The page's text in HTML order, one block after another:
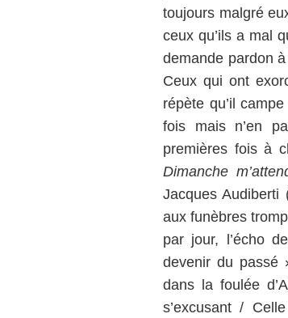
toujours malgré
ceux qu’ils a mal
demande pardon
Ceux qui ont
répète qu’il
fois mais n’en
premières fois à
Dimanche
Jacques
aux funèbres
par jour, l’écho
devenir du passé
dans la foulée
s’excusant /